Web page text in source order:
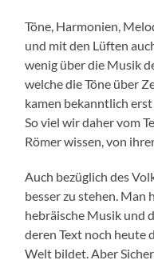
Töne, Harmonien,
und mit den Lüften
wenig über die Musik
welche die Töne über
kamen bekanntlich
So viel wir daher vom
Römer wissen, von
Auch bezüglich des
besser zu stehen. Man
hebräische Musik und
deren Text noch heute
Welt bildet. Aber